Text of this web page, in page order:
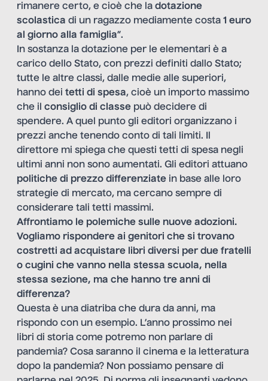
rimanere certo, e cioè che la dotazione
scolastica di un ragazzo mediamente costa 1 euro
al giorno alla famiglia”.
In sostanza la dotazione per le elementari è a
carico dello Stato, con prezzi definiti dallo Stato;
tutte le altre classi, dalle medie alle superiori,
hanno dei tetti di spesa, cioè un importo massimo
che il consiglio di classe può decidere di
spendere. A quel punto gli editori organizzano i
prezzi anche tenendo conto di tali limiti. Il
direttore mi spiega che questi tetti di spesa negli
ultimi anni non sono aumentati. Gli editori attuano
politiche di prezzo differenziate in base alle loro
strategie di mercato, ma cercano sempre di
considerare tali tetti massimi.
Affrontiamo le polemiche sulle nuove adozioni.
Vogliamo rispondere ai genitori che si trovano
costretti ad acquistare libri diversi per due fratelli
o cugini che vanno nella stessa scuola, nella
stessa sezione, ma che hanno tre anni di
differenza?
Questa è una diatriba che dura da anni, ma
rispondo con un esempio. L’anno prossimo nei
libri di storia come potremo non parlare di
pandemia? Cosa saranno il cinema e la letteratura
dopo la pandemia? Non possiamo pensare di